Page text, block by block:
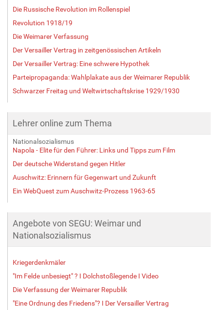
Die Russische Revolution im Rollenspiel
Revolution 1918/19
Die Weimarer Verfassung
Der Versailler Vertrag in zeitgenössischen Artikeln
Der Versailler Vertrag: Eine schwere Hypothek
Parteipropaganda: Wahlplakate aus der Weimarer Republik
Schwarzer Freitag und Weltwirtschaftskrise 1929/1930
Lehrer online zum Thema
Nationalsozialismus
Napola - Elite für den Führer: Links und Tipps zum Film
Der deutsche Widerstand gegen Hitler
Auschwitz: Erinnern für Gegenwart und Zukunft
Ein WebQuest zum Auschwitz-Prozess 1963-65
Angebote von SEGU: Weimar und
Nationalsozialismus
Kriegerdenkmäler
"Im Felde unbesiegt" ? I Dolchstoßlegende I Video
Die Verfassung der Weimarer Republik
"Eine Ordnung des Friedens"? I Der Versailler Vertrag